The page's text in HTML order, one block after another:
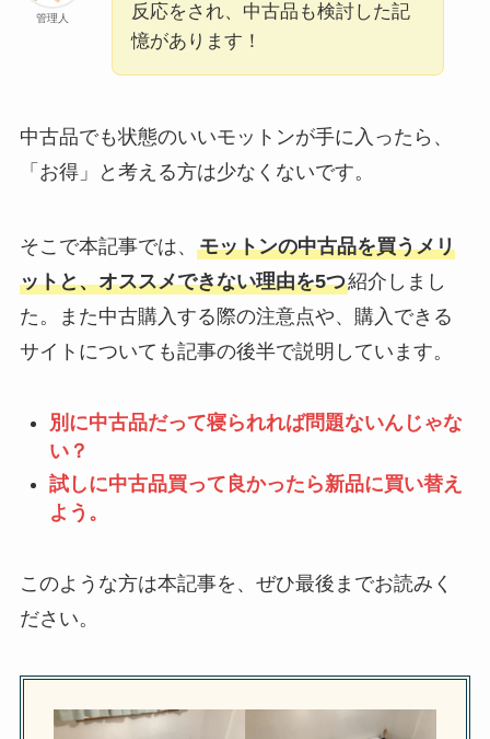
管理人
反応をされ、中古品も検討した記
憶があります！
中古品でも状態のいいモットンが手に入ったら、
「お得」と考える方は少なくないです。
そこで本記事では、 モットンの中古品を買うメリ
ットと、オススメできない理由を5つ紹介しまし
た。また中古購入する際の注意点や、購入できる
サイトについても記事の後半で説明しています。
別に中古品だって寝られれば問題ないんじゃな
い？
試しに中古品買って良かったら新品に買い替え
よう。
このような方は本記事を、ぜひ最後までお読みく
ださい。